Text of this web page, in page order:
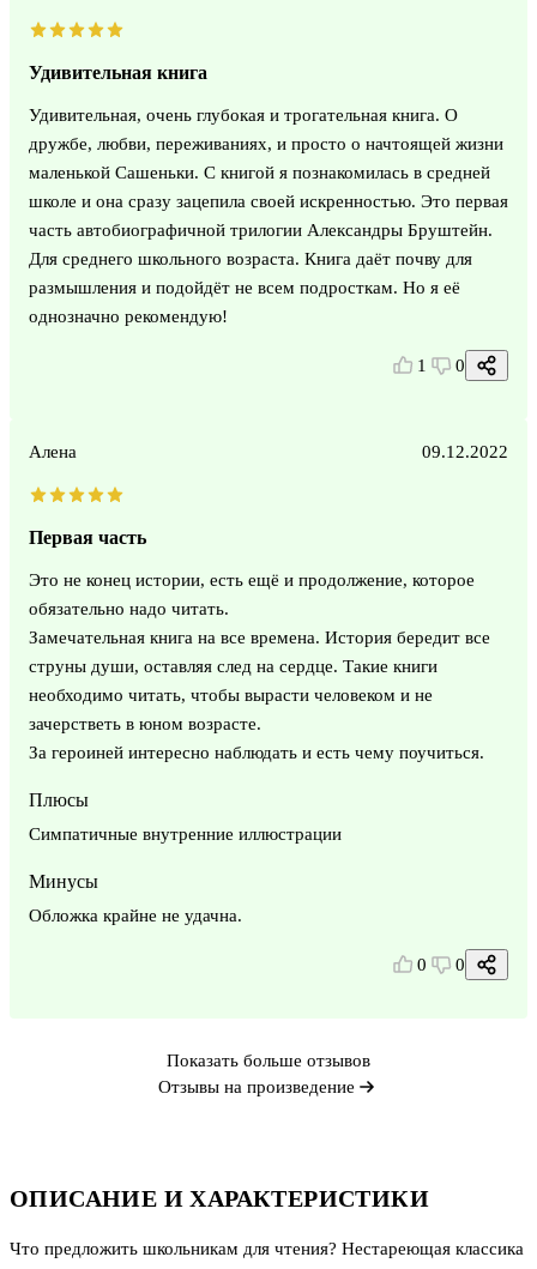
ОПИСАНИЕ И ХАРАКТЕРИСТИКИ
Что предложить школьникам для чтения? Нестареющая классика
Удивительная книга
Удивительная, очень глубокая и трогательная книга. О
дружбе, любви, переживаниях, и просто о начтоящей жизни
маленькой Сашеньки. С книгой я познакомилась в средней
школе и она сразу зацепила своей искренностью. Это первая
часть автобиографичной трилогии Александры Бруштейн.
Для среднего школьного возраста. Книга даёт почву для
размышления и подойдёт не всем подросткам. Но я её
однозначно рекомендую!
1 0
Алена 09.12.2022
Первая часть
Это не конец истории, есть ещё и продолжение, которое
обязательно надо читать.
Замечательная книга на все времена. История бередит все
струны души, оставляя след на сердце. Такие книги
необходимо читать, чтобы вырасти человеком и не
зачерстветь в юном возрасте.
За героиней интересно наблюдать и есть чему поучиться.
Плюсы
Симпатичные внутренние иллюстрации
Минусы
Обложка крайне не удачна.
0 0
Показать больше отзывов
Отзывы на произведение